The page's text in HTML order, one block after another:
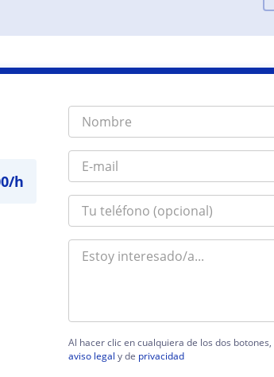
/h
Al hacer clic en cualquiera de los dos
aviso legal y de privacidad